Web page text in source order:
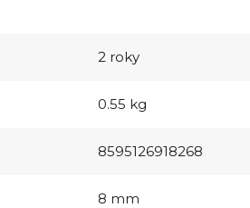
2 roky
0.55 kg
8595126918268
8 mm